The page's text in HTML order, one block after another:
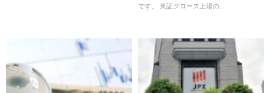
です。 東証グロース上場の...